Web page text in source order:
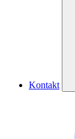
Kontakt